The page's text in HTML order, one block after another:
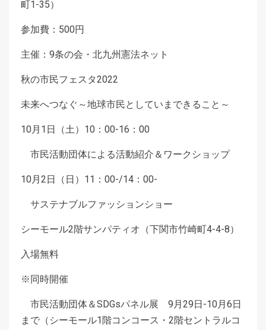
町1-35）
参加費：500円
主催：9条の会・北九州憲法ネット
秋の市民フェスタ2022
未来へつなぐ～地球市民としていまできること～
10月1日（土）10：00-16：00
市民活動団体による活動紹介＆ワークショップ
10月2日（日）11：00-/14：00-
サステナブルファッションショー
シーモール2階サンパティオ（下関市竹崎町4-4-8）
入場無料
※同時開催
市民活動団体＆SDGsパネル展 9月29日-10月6日
まで（シーモール1階コンコース・2階セントラルコ